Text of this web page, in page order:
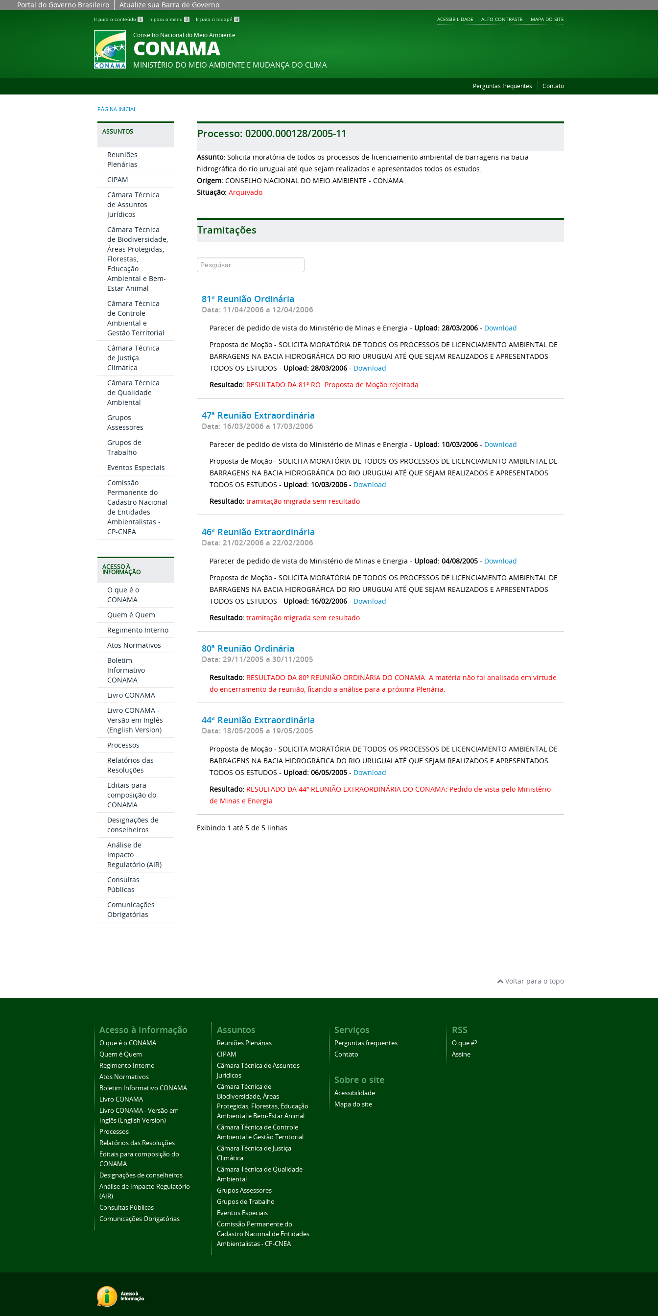
Portal do Governo Brasileiro Atualize sua Barra de Governo
Ir para o conteúdo 1 Ir para o menu 2 Ir para o rodapé 3 ACESSIBILIDADE ALTO CONTRASTE MAPA DO SITE
Conselho Nacional do Meio Ambiente
CONAMA
MINISTÉRIO DO MEIO AMBIENTE E MUDANÇA DO CLIMA
Perguntas frequentes Contato
PÁGINA INICIAL
ASSUNTOS
Reuniões
Plenárias
CIPAM
Câmara Técnica
de Assuntos
Jurídicos
Câmara Técnica
de Biodiversidade,
Áreas Protegidas,
Florestas,
Educação
Ambiental e Bem-
Estar Animal
Câmara Técnica
de Controle
Ambiental e
Gestão Territorial
Câmara Técnica
de Justiça
Climática
Câmara Técnica
de Qualidade
Ambiental
Grupos
Assessores
Grupos de
Trabalho
Eventos Especiais
Comissão
Permanente do
Cadastro Nacional
de Entidades
Ambientalistas -
CP-CNEA
ACESSO À
INFORMAÇÃO
O que é o
CONAMA
Quem é Quem
Regimento Interno
Atos Normativos
Boletim
Informativo
CONAMA
Livro CONAMA
Livro CONAMA -
Versão em Inglês
(English Version)
Processos
Relatórios das
Resoluções
Editais para
composição do
CONAMA
Designações de
conselheiros
Análise de
Impacto
Regulatório (AIR)
Consultas
Públicas
Comunicações
Obrigatórias
Processo: 02000.000128/2005-11
Assunto: Solicita moratória de todos os processos de licenciamento ambiental de barragens na bacia
hidrográfica do rio uruguai até que sejam realizados e apresentados todos os estudos.
Origem: CONSELHO NACIONAL DO MEIO AMBIENTE - CONAMA
Situação: Arquivado
Tramitações
81ª Reunião Ordinária
Data: 11/04/2006 a 12/04/2006
Parecer de pedido de vista do Ministério de Minas e Energia - Upload: 28/03/2006 - Download
Proposta de Moção - SOLICITA MORATÓRIA DE TODOS OS PROCESSOS DE LICENCIAMENTO AMBIENTAL DE
BARRAGENS NA BACIA HIDROGRÁFICA DO RIO URUGUAI ATÉ QUE SEJAM REALIZADOS E APRESENTADOS
TODOS OS ESTUDOS - Upload: 28/03/2006 - Download
Resultado: RESULTADO DA 81ª RO: Proposta de Moção rejeitada.
47ª Reunião Extraordinária
Data: 16/03/2006 a 17/03/2006
Parecer de pedido de vista do Ministério de Minas e Energia - Upload: 10/03/2006 - Download
Proposta de Moção - SOLICITA MORATÓRIA DE TODOS OS PROCESSOS DE LICENCIAMENTO AMBIENTAL DE
BARRAGENS NA BACIA HIDROGRÁFICA DO RIO URUGUAI ATÉ QUE SEJAM REALIZADOS E APRESENTADOS
TODOS OS ESTUDOS - Upload: 10/03/2006 - Download
Resultado: tramitação migrada sem resultado
46ª Reunião Extraordinária
Data: 21/02/2006 a 22/02/2006
Parecer de pedido de vista do Ministério de Minas e Energia - Upload: 04/08/2005 - Download
Proposta de Moção - SOLICITA MORATÓRIA DE TODOS OS PROCESSOS DE LICENCIAMENTO AMBIENTAL DE
BARRAGENS NA BACIA HIDROGRÁFICA DO RIO URUGUAI ATÉ QUE SEJAM REALIZADOS E APRESENTADOS
TODOS OS ESTUDOS - Upload: 16/02/2006 - Download
Resultado: tramitação migrada sem resultado
80ª Reunião Ordinária
Data: 29/11/2005 a 30/11/2005
Resultado: RESULTADO DA 80ª REUNIÃO ORDINÁRIA DO CONAMA: A matéria não foi analisada em virtude
do encerramento da reunião, ficando a análise para a próxima Plenária.
44ª Reunião Extraordinária
Data: 18/05/2005 a 19/05/2005
Proposta de Moção - SOLICITA MORATÓRIA DE TODOS OS PROCESSOS DE LICENCIAMENTO AMBIENTAL DE
BARRAGENS NA BACIA HIDROGRÁFICA DO RIO URUGUAI ATÉ QUE SEJAM REALIZADOS E APRESENTADOS
TODOS OS ESTUDOS - Upload: 06/05/2005 - Download
Resultado: RESULTADO DA 44ª REUNIÃO EXTRAORDINÁRIA DO CONAMA: Pedido de vista pelo Ministério
de Minas e Energia
Exibindo 1 até 5 de 5 linhas
Voltar para o topo
Acesso à Informação
O que é o CONAMA
Quem é Quem
Regimento Interno
Atos Normativos
Boletim Informativo CONAMA
Livro CONAMA
Livro CONAMA - Versão em
Inglês (English Version)
Processos
Relatórios das Resoluções
Editais para composição do
CONAMA
Designações de conselheiros
Análise de Impacto Regulatório
(AIR)
Consultas Públicas
Comunicações Obrigatórias
Assuntos
Reuniões Plenárias
CIPAM
Câmara Técnica de Assuntos
Jurídicos
Câmara Técnica de
Biodiversidade, Áreas
Protegidas, Florestas, Educação
Ambiental e Bem-Estar Animal
Câmara Técnica de Controle
Ambiental e Gestão Territorial
Câmara Técnica de Justiça
Climática
Câmara Técnica de Qualidade
Ambiental
Grupos Assessores
Grupos de Trabalho
Eventos Especiais
Comissão Permanente do
Cadastro Nacional de Entidades
Ambientalistas - CP-CNEA
Serviços
Perguntas frequentes
Contato
RSS
O que é?
Assine
Sobre o site
Acessibilidade
Mapa do site